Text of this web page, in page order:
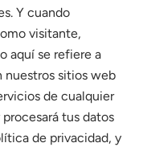
Y cuando
visitante,
aquí se refiere a
nuestros sitios web
de cualquier
tus datos
de privacidad, y